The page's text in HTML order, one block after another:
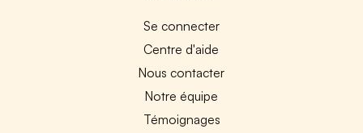
Se connecter
Centre d'aide
Nous contacter
Notre équipe
Témoignages